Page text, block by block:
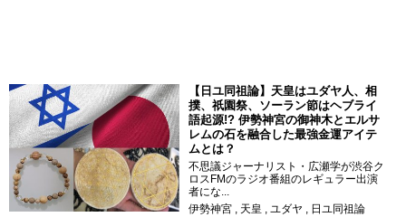
【日ユ同祖論】天皇はユダヤ人、相
撲、祇園祭、ソーラン節はヘブライ
語起源!? 伊勢神宮の御神木とエルサ
レムの石を融合した最強金運アイテ
ムとは？
不思議ジャーナリスト・広瀬学が渋谷ク
ロスFMのラジオ番組のレギュラー出演
者にな...
伊勢神宮
天皇 ユダヤ
日ユ同祖論